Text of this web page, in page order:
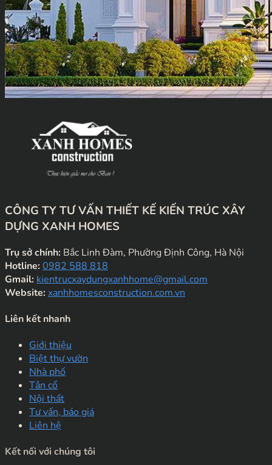
CÔNG TY TƯ VẤN THIẾT KẾ KIẾN TRÚC XÂY
DỰNG XANH HOMES
Trụ sở chính: Bắc Linh Đàm, Phường Định Công, Hà Nội
Hotline:0982 588 818
Gmail: kientrucxaydungxanhhome@gmail.com
Website:xanhhomesconstruction.com.vn
Liên kết nhanh
Giới thiệu
Biệt thự vườn
Nhà phố
Tân cổ
Nội thất
Tư vấn, báo giá
Liên hệ
Kết nối với chúng tôi